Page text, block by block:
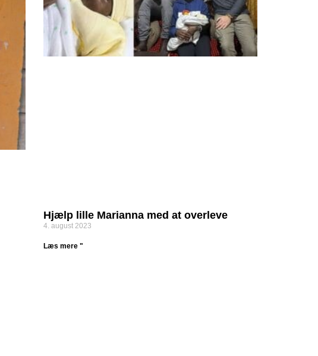
Hjælp lille Marianna med at overleve
4. august 2023
Læs mere "